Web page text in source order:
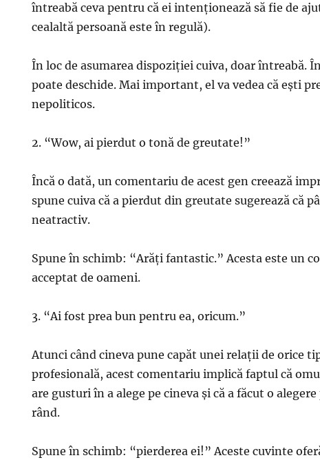
întreabă ceva pentru că ei intenționează să fie de
cealaltă persoană este în regulă).
În loc de asumarea dispoziției cuiva, doar întreabă.
poate deschide. Mai important, el va vedea că ești
nepoliticos.
2. “Wow, ai pierdut o tonă de greutate!”
Încă o dată, un comentariu de acest gen creează
spune cuiva că a pierdut din greutate sugerează că
neatractiv.
Spune în schimb: “Arăți fantastic.” Acesta este un
acceptat de oameni.
3. “Ai fost prea bun pentru ea, oricum.”
Atunci când cineva pune capăt unei relații de orice
profesională, acest comentariu implică faptul că
are gusturi în a alege pe cineva și că a făcut o
rând.
Spune în schimb: “pierderea ei!” Aceste cuvinte